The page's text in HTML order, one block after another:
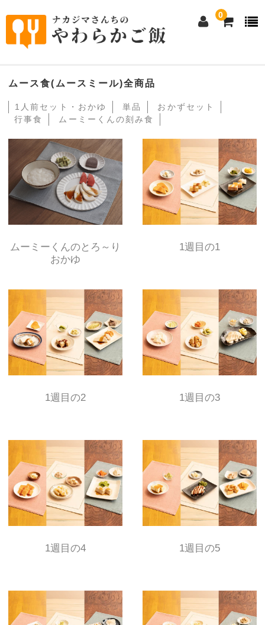
0
ホーム
eeご飯本舗について
②とろ～り粥の素について
商品購入
①ムース食全商品
単品メイン・小鉢料理
3食セット(3種類入り)
行事食
ムーミーくんの刻み食
ムース食(ムースミール)全商品
1人前セット・おかゆ 単品
おかずセット
行事食
ムーミーくんの刻み食
ムーミーくんのとろ～り
おかゆ
1週目の1
1週目の2 1週目の3
1週目の4 1週目の5